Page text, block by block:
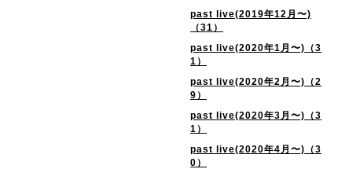
past live(2019年12月〜)
（31）
past live(2020年1月〜)（3
1）
past live(2020年2月〜)（2
9）
past live(2020年3月〜)（3
1）
past live(2020年4月〜)（3
0）